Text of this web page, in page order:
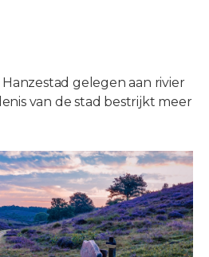
gelegen aan rivier
van de stad bestrijkt meer